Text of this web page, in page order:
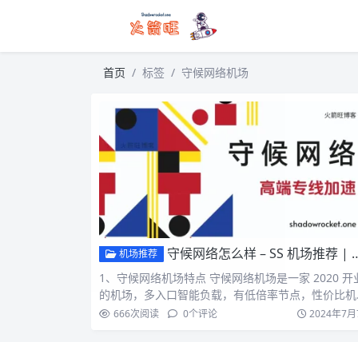
首页 标签 守候网络机场
机场推荐 守候网络怎么样 – SS 机场推荐 | 专线机场
1、守候网络机场特点 守候网络机场是一家 2020 开
的机场，多入口智能负载，有低倍率节点，性价比机
之一，…
666次阅读 0个评论 2024年7月